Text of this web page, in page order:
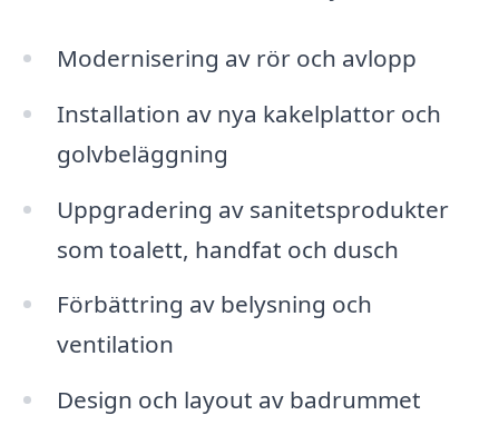
Modernisering av rör och avlopp
Installation av nya kakelplattor och
golvbeläggning
Uppgradering av sanitetsprodukter
som toalett, handfat och dusch
Förbättring av belysning och
ventilation
Design och layout av badrummet